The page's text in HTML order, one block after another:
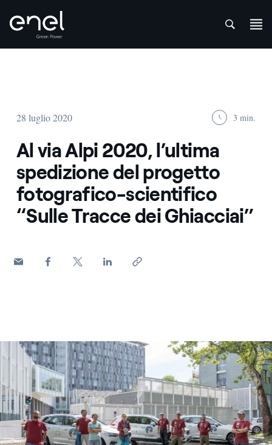
28 luglio 2020 3 min.
Al via Alpi 2020, l’ultima
spedizione del progetto
fotografico-scientifico
“Sulle Tracce dei Ghiacciai”
Fabiano Ventura | Enel Green Power